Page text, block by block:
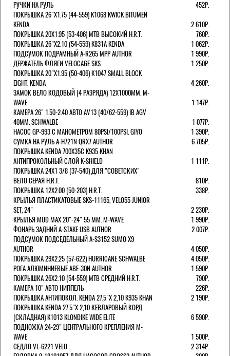
РУЧКИ НА РУЛЬ
452Р.
ПОКРЫШКА 26"Х1.75 (44-559) K1068 KWICK BITUMEN
KENDA
2 610Р.
ПОКРЫШКА 20X1.95 (53-406) MTB ВЫСОКИЙ H.R.T.
760Р.
ПОКРЫШКА 26"Х2.10 (54-559) K831A KENDA
1 062Р.
ПОДСУМОК ПОДРАМНЫЙ A-R265 MPP AUTHOR
1 990Р.
ДЕРЖАТЕЛЬ ФЛЯГИ VELOCAGE SKS
1 250Р.
ПОКРЫШКА 20"Х1.95 (50-406) K1047 SMALL BLOCK
EIGHT. KENDA
4 260Р.
ЗАМОК ВЕЛО КОДОВЫЙ (4 РАЗРЯДА) 12Х1000ММ. M-
WAVE
1 147Р.
КАМЕРА 26" 1.50-2.40 АВТО AV13 (40/62-559) IB AGV
40MM. SCHWALBE
1 077Р.
НАСОС GP-993 С МАНОМЕТРОМ 80PSI/100PSI. GIYO
1 390Р.
СУМКА НА РУЛЬ A-H721N QRX7 AUTHOR
6 705Р.
ПОКРЫШКА KENDA 700Х35С K935 KHAN
АНТИПРОКОЛЬНЫЙ СЛОЙ K-SHIELD
1 111Р.
ПОКРЫШКА 24X1 3/8 (37-540) ДЛЯ "СОВЕТСКИХ"
ВЕЛО СЕРАЯ H.R.T.
810Р.
ПОКРЫШКА 12X2.00 (50-203) H.R.T.
338Р.
КРЫЛЬЯ ПЛАСТИКАТОВЫЕ SKS-11165, VELO55 JUNIOR
SET, 24"
2 230Р.
КРЫЛЬЯ MUD MAX 20"-24" 55 ММ. M-WAVE
1 990Р.
ФОНАРЬ ЗАДНИЙ A-STAKE USB AUTHOR
2 007Р.
ПОДСУМОК ПОДСЕДЕЛЬНЫЙ A-S3152 SUMO X9
AUTHOR
4 050Р.
ПОКРЫШКА 29X2.25 (57-622) HURRICANE SCHWALBE
4 050Р.
РОГА АЛЮМИНИЕВЫЕ ABE-30N AUTHOR
1 590Р.
ПОКРЫШКА 26X2.10 (54-559) MTB СРЕДНИЙ H.R.T.
790Р.
КАМЕРА 10" АВТО НИППЕЛЬ
226Р.
ПОКРЫШКА АНТИПОКОЛ. KENDA 27,5"Х 2,10 K935 KHAN
2 190Р.
ПОКРЫШКА KENDA 27,5"Х 2,10 КЕВЛАРОВЫЙ КОРД
(СКЛАДНАЯ) K1013 KLONDIKE WIDE ELITE
6 590Р.
ПОДНОЖКА 24-29" ЦЕНТРАЛЬНОГО КРЕПЛЕНИЯ M-
WAVE
1 500Р.
СЕДЛО VL-6221 VELO
2 314Р.